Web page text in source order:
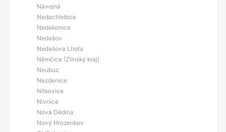
Návojná
Nedachlebice
Nedakonice
Nedašov
Nedašova Lhota
Němčice (Zlínský kraj)
Neubuz
Nezdenice
Nítkovice
Nivnice
Nová Dědina
Nový Hrozenkov